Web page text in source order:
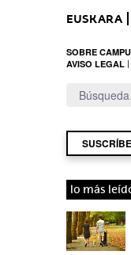
EUSKARA
SOBRE
AVISO LEGAL
lo más